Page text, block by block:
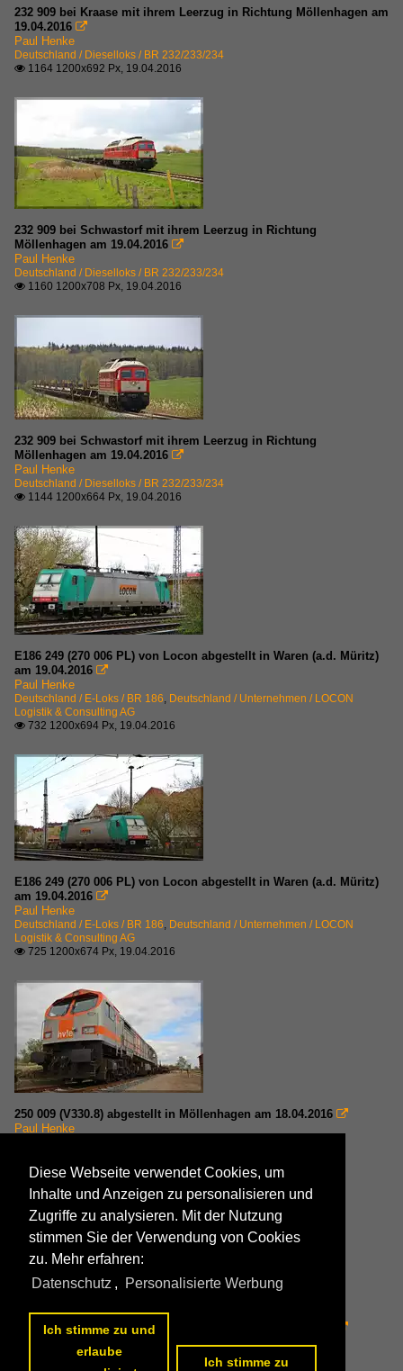
232 909 bei Kraase mit ihrem Leerzug in Richtung Möllenhagen am
19.04.2016 
Paul Henke
Deutschland / Dieselloks / BR 232/233/234
 1164 1200x692 Px, 19.04.2016
232 909 bei Schwastorf mit ihrem Leerzug in Richtung
Möllenhagen am 19.04.2016 
Paul Henke
Deutschland / Dieselloks / BR 232/233/234
 1160 1200x708 Px, 19.04.2016
232 909 bei Schwastorf mit ihrem Leerzug in Richtung
Möllenhagen am 19.04.2016 
Paul Henke
Deutschland / Dieselloks / BR 232/233/234
 1144 1200x664 Px, 19.04.2016
E186 249 (270 006 PL) von Locon abgestellt in Waren (a.d. Müritz)
am 19.04.2016 
Paul Henke
Deutschland / E-Loks / BR 186, Deutschland / Unternehmen / LOCON
Logistik & Consulting AG
 732 1200x694 Px, 19.04.2016
E186 249 (270 006 PL) von Locon abgestellt in Waren (a.d. Müritz)
am 19.04.2016 
Paul Henke
Deutschland / E-Loks / BR 186, Deutschland / Unternehmen / LOCON
Logistik & Consulting AG
 725 1200x674 Px, 19.04.2016
250 009 (V330.8) abgestellt in Möllenhagen am 18.04.2016 
Paul Henke
802 1200x717 Px, 19.04.2016
250 009 (V330.8) abgestellt in Möllenhagen am 18.04.2016 
Deutschland / Dieselloks / BR 250
Deutschland / Unternehmen /
Diese Webseite verwendet Cookies, um
Inhalte und Anzeigen zu personalisieren und
Zugriffe zu analysieren. Mit der Nutzung
stimmen Sie der Verwendung von Cookies
zu. Mehr erfahren:
Datenschutz , Personalisierte Werbung
Ich stimme zu und
erlaube
Ich stimme zu